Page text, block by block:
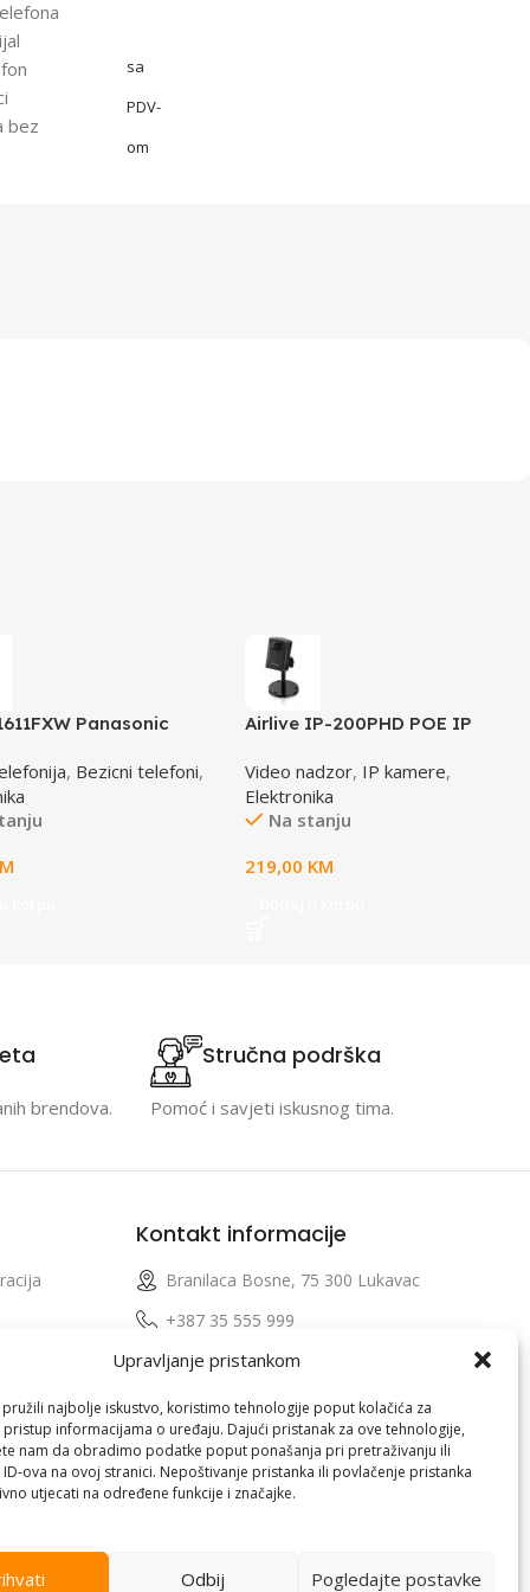
Upravljanje pristankom
najbolje iskustvo, koristimo tehnologije poput kolačića za
informacijama o uređaju. Dajući pristanak za ove tehnologije,
nam da obradimo podatke poput ponašanja pri pretraživanju ili
ova na ovoj stranici. Nepoštivanje pristanka ili povlačenje pristanka
utjecati na određene funkcije i značajke.
Odbij Pogledajte postavke
bez
sa
PDV-
om
Panasonic
, Bezicni telefoni,
Airlive IP-200PHD POE IP
Video nadzor, IP kamere,
Elektronika
Na stanju
219,00 KM
brendova.
Stručna podrška
Pomoć i savjeti iskusnog tima.
profila
Kontakt informacije
Branilaca Bosne, 75 300 Lukavac
+387 35 555 999
info@pconer.ba
ID: 4210115760008
PDV : 210115760008